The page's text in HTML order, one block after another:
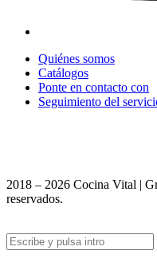
Quiénes somos
Catálogos
Ponte en contacto con
Seguimiento del
2018 – 2026 Cocina Vital |
reservados.